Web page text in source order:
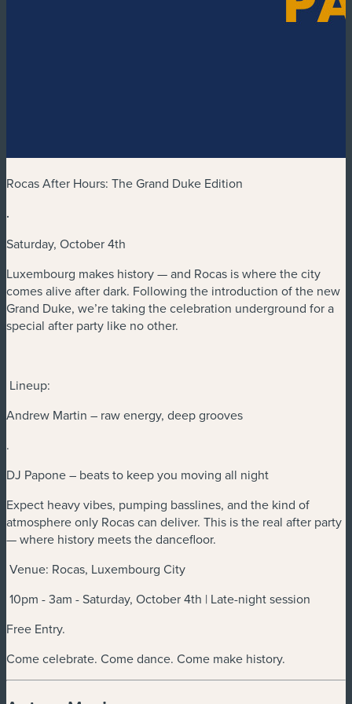
Rocas After Hours: The Grand Duke Edition
.
Saturday, October 4th
Luxembourg makes history — and Rocas is where the city
comes alive after dark. Following the introduction of the new
Grand Duke, we’re taking the celebration underground for a
special after party like no other.
Lineup:
Andrew Martin – raw energy, deep grooves
.
DJ Papone – beats to keep you moving all night
Expect heavy vibes, pumping basslines, and the kind of
atmosphere only Rocas can deliver. This is the real after party
— where history meets the dancefloor.
Venue: Rocas, Luxembourg City
10pm - 3am - Saturday, October 4th | Late-night session
Free Entry.
Come celebrate. Come dance. Come make history.